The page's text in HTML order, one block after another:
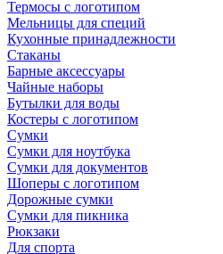
Термосы с логотипом
Мельницы для специй
Кухонные принадлежности
Стаканы
Барные аксессуары
Чайные наборы
Бутылки для воды
Костеры с логотипом
Сумки
Сумки для ноутбука
Сумки для документов
Шоперы с логотипом
Дорожные сумки
Сумки для пикника
Рюкзаки
Для спорта